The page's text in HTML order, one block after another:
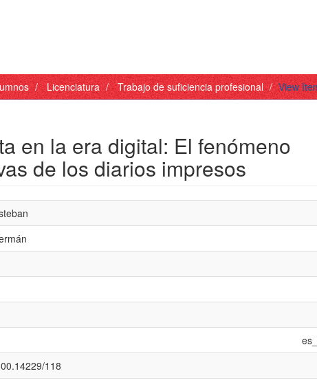
Licenciatura Trabajo de suficiencia profesional View
en la era digital: El fenómeno
de los diarios impresos
118